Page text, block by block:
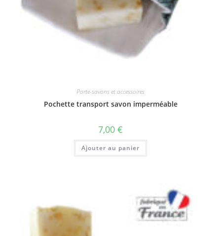
Porte-savons et accessoires
Pochette transport savon imperméable
7,00 €
Ajouter au panier